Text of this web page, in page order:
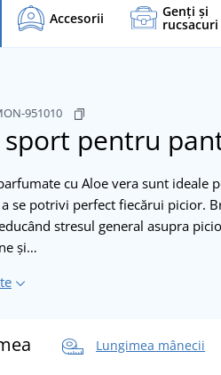
Accesorii Genți și
rucsacuri
951010
pentru
cu Aloe vera sunt ideale
se potrivi perfect fiecărui picior.
stresul general asupra
și…
Lungimea mânecii